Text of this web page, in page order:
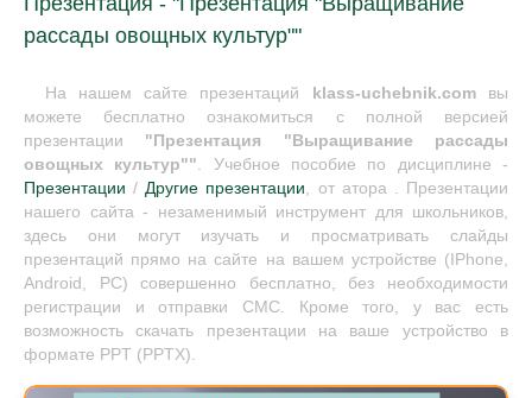
рассады овощных культур""
На нашем сайте презентаций klass-uchebnik.comвы
можете бесплатно ознакомиться с полной версией
презентации "Презентация "Выращивание рассады
овощных культур"". Учебное пособие по дисциплине -
Презентации /Другие презентации, от атора . Презентации
нашего сайта - незаменимый инструмент для школьников,
здесь они могут изучать и просматривать слайды
презентаций прямо на сайте на вашем устройстве (IPhone,
Android, PC) совершенно бесплатно, без необходимости
регистрации и отправки СМС. Кроме того, у вас есть
возможность скачать презентации на ваше устройство в
формате PPT (PPTX).